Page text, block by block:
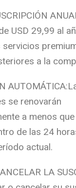
USD 29,99 al
servicios
a la
se renovarán
a menos
de las 24
actual.
LA